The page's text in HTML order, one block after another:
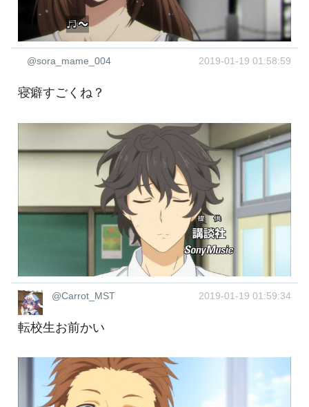
@sora_mame_004 2019-01-19 01:58:59
寝癖すごくね？
@Carrot_MST 2019-01-19 01:59:34
転校生お前かい